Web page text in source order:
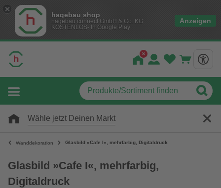
hagebau shop
hagebau connect GmbH & Co. KG
KOSTENLOS- In Google Play
Anzeigen
Wähle jetzt Deinen Markt
Wanddekoration Glasbild »Cafe I«, mehrfarbig, Digitaldruck
Glasbild »Cafe I«, mehrfarbig,
Digitaldruck